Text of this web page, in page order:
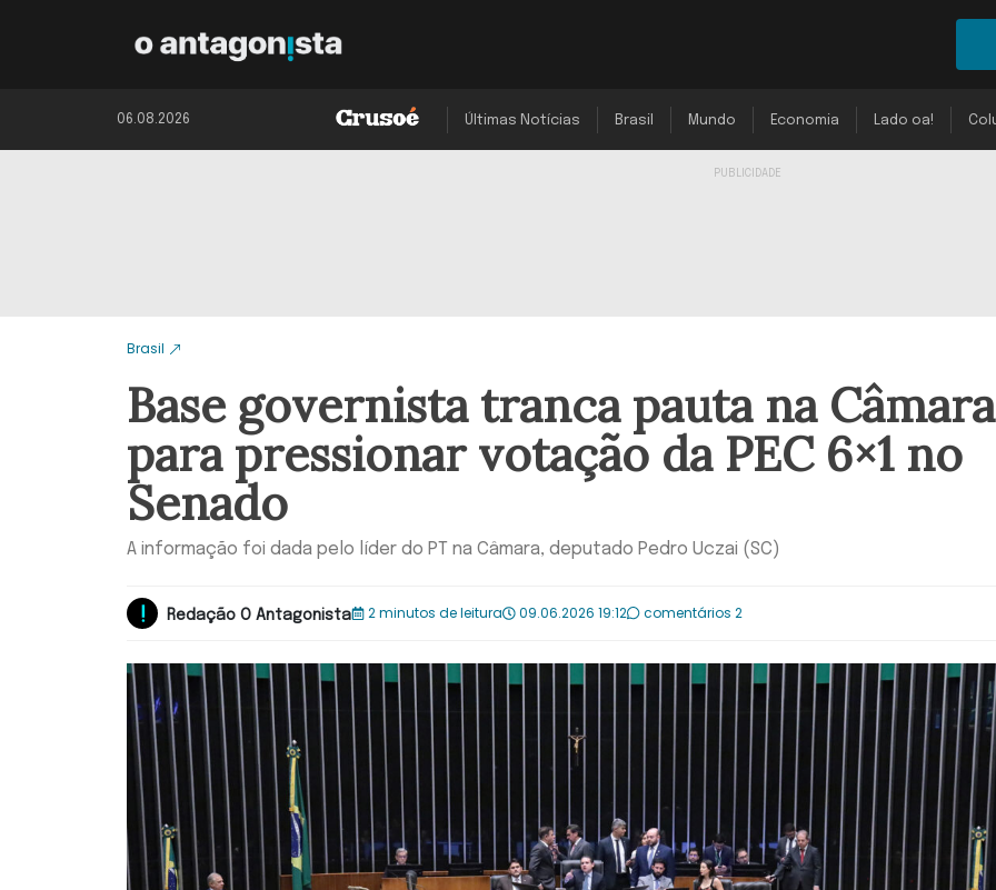
06.08.2026 Últimas Notícias Brasil Mundo Economia Lado oa!
Brasil
Base governista tranca pauta na Câmara
para pressionar votação da PEC 6×1 no
Senado
A informação foi dada pelo líder do PT na Câmara, deputado Pedro Uczai (SC)
Redação O Antagonista 2 minutos de leitura 09.06.2026 19:12 comentários 2